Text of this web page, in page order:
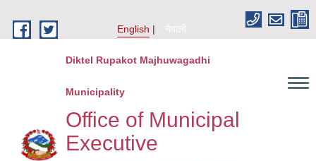
English
नेपाली
Diktel Rupakot Majhuwagadhi
Municipality
Office of Municipal
Executive